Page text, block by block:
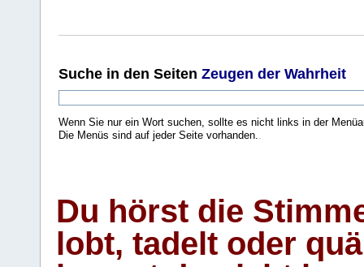
Suche in den Seiten Zeugen der Wahrheit
Wenn Sie nur ein Wort suchen, sollte es nicht links in der
Die Menüs sind auf jeder Seite vorhanden..
Du hörst die
lobt, tadelt oder